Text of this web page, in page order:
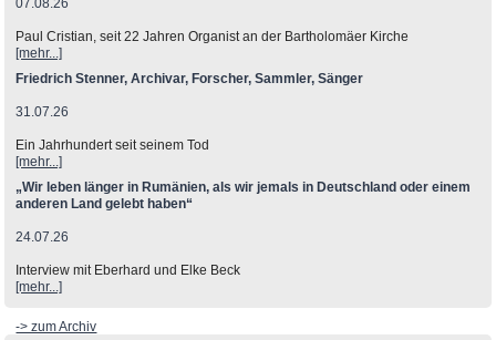
Paul Cristian, seit 22 Jahren Organist an der Bartholomäer Kirche
[mehr...]
Friedrich Stenner, Archivar, Forscher, Sammler, Sänger
31.07.26
Ein Jahrhundert seit seinem Tod
[mehr...]
„Wir leben länger in Rumänien, als wir jemals in Deutschland oder einem
anderen Land gelebt haben“
24.07.26
Interview mit Eberhard und Elke Beck
[mehr...]
-> zum Archiv